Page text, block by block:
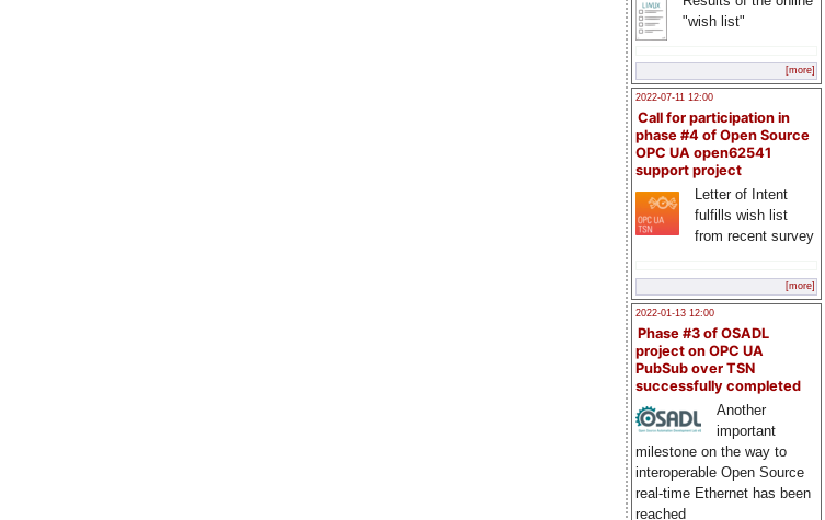
"wish list"
[more]
2022-07-11 12:00
Call for participation in
phase #4 of Open Source
OPC UA open62541
support project
Letter of Intent
fulfills wish list
from recent survey
[more]
2022-01-13 12:00
Phase #3 of OSADL
project on OPC UA
PubSub over TSN
successfully completed
Another
important
milestone on the way to
interoperable Open Source
real-time Ethernet has been
reached